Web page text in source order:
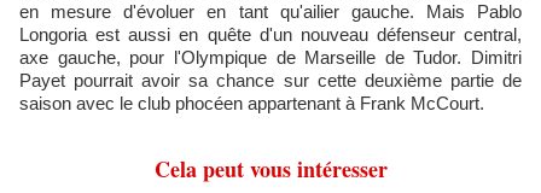
en mesure d'évoluer en tant qu'ailier gauche. Mais Pablo
Longoria est aussi en quête d'un nouveau défenseur central,
axe gauche, pour l'Olympique de Marseille de Tudor. Dimitri
Payet pourrait avoir sa chance sur cette deuxième partie de
saison avec le club phocéen appartenant à Frank McCourt.
Cela peut vous intéresser